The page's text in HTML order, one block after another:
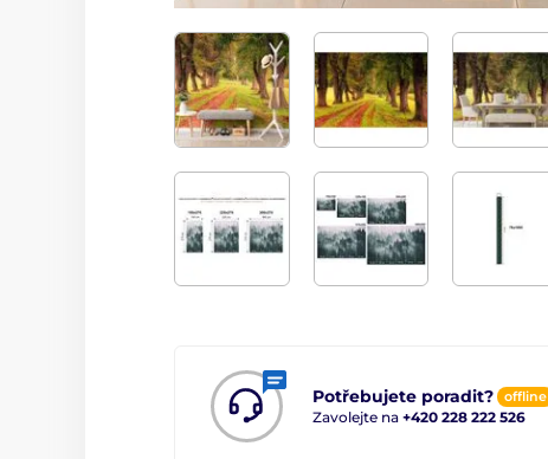
Potřebujete poradit? offline
Zavolejte na +420 228 222 526